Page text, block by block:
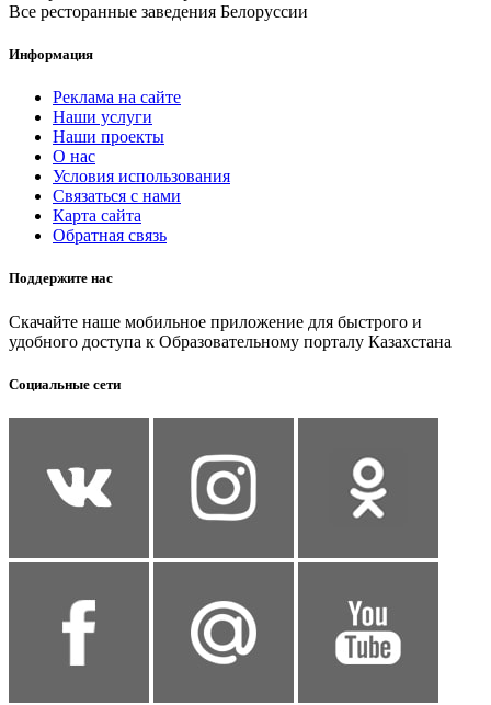
Все ресторанные заведения Белоруссии
Информация
Реклама на сайте
Наши услуги
Наши проекты
О нас
Условия использования
Связаться с нами
Карта сайта
Обратная связь
Поддержите нас
Скачайте наше мобильное приложение для быстрого и
удобного доступа к Образовательному порталу Казахстана
Социальные сети